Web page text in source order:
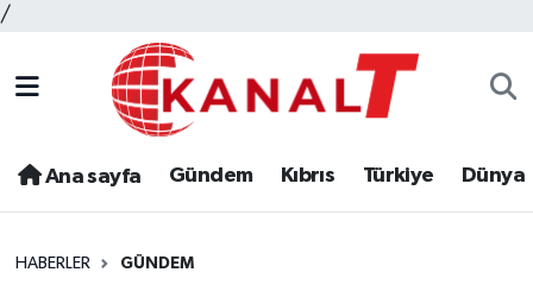
/
Ana sayfa Gündem Kıbrıs Türkiye Dünya
HABERLER GÜNDEM